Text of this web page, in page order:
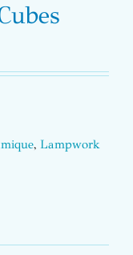
, Lampwork